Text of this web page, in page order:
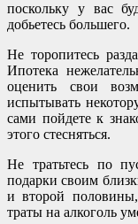
поскольку у вас
добьетесь большего.
Не торопитесь
Ипотека
оценить свои
испытывать
сами пойдете к
этого стесняться.
Не тратьтесь по
подарки своим
и второй
траты на алкоголь